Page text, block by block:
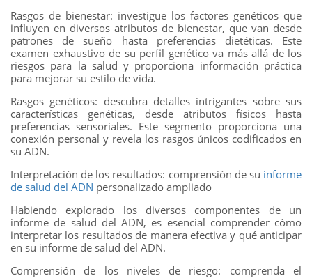
Rasgos de bienestar: investigue los factores genéticos que
influyen en diversos atributos de bienestar, que van desde
patrones de sueño hasta preferencias dietéticas. Este
examen exhaustivo de su perfil genético va más allá de los
riesgos para la salud y proporciona información práctica
para mejorar su estilo de vida.
Rasgos genéticos: descubra detalles intrigantes sobre sus
características genéticas, desde atributos físicos hasta
preferencias sensoriales. Este segmento proporciona una
conexión personal y revela los rasgos únicos codificados en
su ADN.
Interpretación de los resultados: comprensión de su informe
de salud del ADN personalizado ampliado
Habiendo explorado los diversos componentes de un
informe de salud del ADN, es esencial comprender cómo
interpretar los resultados de manera efectiva y qué anticipar
en su informe de salud del ADN.
Comprensión de los niveles de riesgo: comprenda el